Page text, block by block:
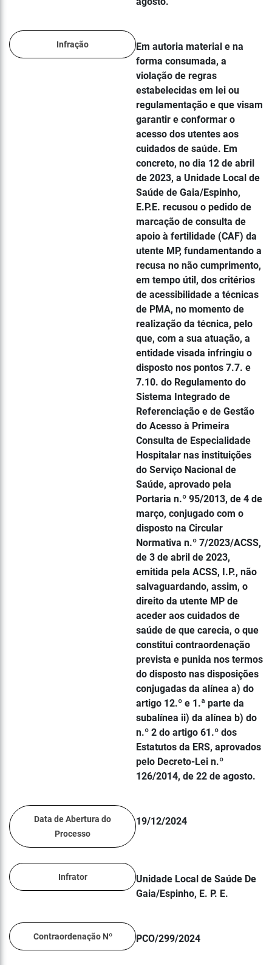
Infração
Em autoria material e na
forma consumada, a
violação de regras
estabelecidas em lei ou
regulamentação e que visam
garantir e conformar o
acesso dos utentes aos
cuidados de saúde. Em
concreto, no dia 12 de abril
de 2023, a Unidade Local de
Saúde de Gaia/Espinho,
E.P.E. recusou o pedido de
marcação de consulta de
apoio à fertilidade (CAF) da
utente MP, fundamentando a
recusa no não cumprimento,
em tempo útil, dos critérios
de acessibilidade a técnicas
de PMA, no momento de
realização da técnica, pelo
que, com a sua atuação, a
entidade visada infringiu o
disposto nos pontos 7.7. e
7.10. do Regulamento do
Sistema Integrado de
Referenciação e de Gestão
do Acesso à Primeira
Consulta de Especialidade
Hospitalar nas instituições
do Serviço Nacional de
Saúde, aprovado pela
Portaria n.º 95/2013, de 4 de
março, conjugado com o
disposto na Circular
Normativa n.º 7/2023/ACSS,
de 3 de abril de 2023,
emitida pela ACSS, I.P., não
salvaguardando, assim, o
direito da utente MP de
aceder aos cuidados de
saúde de que carecia, o que
constitui contraordenação
prevista e punida nos termos
do disposto nas disposições
conjugadas da alínea a) do
artigo 12.º e 1.ª parte da
subalínea ii) da alínea b) do
n.º 2 do artigo 61.º dos
Estatutos da ERS, aprovados
pelo Decreto-Lei n.º
126/2014, de 22 de agosto.
Data de Abertura do
Processo
19/12/2024
Infrator
Unidade Local de Saúde De
Gaia/Espinho, E. P. E.
Contraordenação Nº PCO/299/2024